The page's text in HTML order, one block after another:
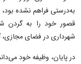
به‌درستی فراهم نشده
قصور خود را به گردن
شهرداری در فضای مجازی،
در پایان، وظیفه خود